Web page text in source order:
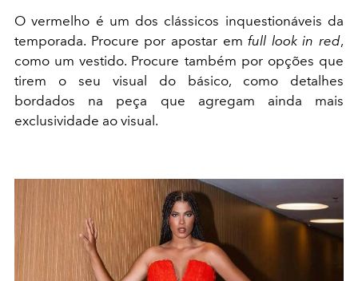
O vermelho é um dos clássicos inquestionáveis da
temporada. Procure por apostar emfull look in red,
como um vestido. Procure também por opções que
tirem o seu visual do básico, como detalhes
bordados na peça que agregam ainda mais
exclusividade ao visual.